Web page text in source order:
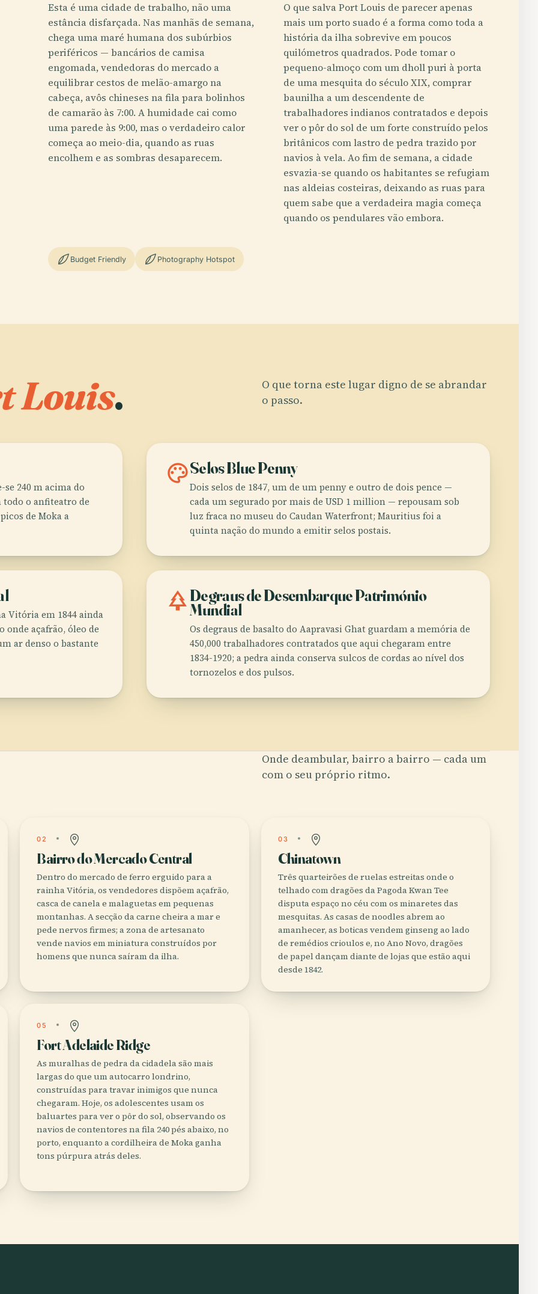
Esta é uma cidade de trabalho, não uma
estância disfarçada. Nas manhãs de semana,
chega uma maré humana dos subúrbios
periféricos — bancários de camisa
engomada, vendedoras do mercado a
equilibrar cestos de melão-amargo na
cabeça, avôs chineses na fila para bolinhos
de camarão às 7:00. A humidade cai como
uma parede às 9:00, mas o verdadeiro calor
começa ao meio-dia, quando as ruas
encolhem e as sombras desaparecem.
O que salva Port Louis de parecer apenas
mais um porto suado é a forma como toda a
história da ilha sobrevive em poucos
quilómetros quadrados. Pode tomar o
pequeno-almoço com um dholl puri à porta
de uma mesquita do século XIX, comprar
baunilha a um descendente de
trabalhadores indianos contratados e depois
ver o pôr do sol de um forte construído pelos
britânicos com lastro de pedra trazido por
navios à vela. Ao fim de semana, a cidade
esvazia-se quando os habitantes se refugiam
nas aldeias costeiras, deixando as ruas para
quem sabe que a verdadeira magia começa
quando os pendulares vão embora.
Budget Friendly Photography Hotspot
Louis.
O que torna este lugar digno de se abrandar
o passo.
240 m acima do
todo o anfiteatro de
de Moka a
paletteSelos Blue Penny
Dois selos de 1847, um de um penny e outro de dois pence —
cada um segurado por mais de USD 1 million — repousam sob
luz fraca no museu do Caudan Waterfront; Mauritius foi a
quinta nação do mundo a emitir selos postais.
Vitória em 1844 ainda
onde açafrão, óleo de
ar denso o bastante
parkDegraus de Desembarque Património
Mundial
Os degraus de basalto do Aapravasi Ghat guardam a memória de
450,000 trabalhadores contratados que aqui chegaram entre
1834-1920; a pedra ainda conserva sulcos de cordas ao nível dos
tornozelos e dos pulsos.
Onde deambular, bairro a bairro — cada um
com o seu próprio ritmo.
02
Bairro do Mercado Central
Dentro do mercado de ferro erguido para a
rainha Vitória, os vendedores dispõem açafrão,
casca de canela e malaguetas em pequenas
montanhas. A secção da carne cheira a mar e
pede nervos firmes; a zona de artesanato
vende navios em miniatura construídos por
homens que nunca saíram da ilha.
03
Chinatown
Três quarteirões de ruelas estreitas onde o
telhado com dragões da Pagoda Kwan Tee
disputa espaço no céu com os minaretes das
mesquitas. As casas de noodles abrem ao
amanhecer, as boticas vendem ginseng ao lado
de remédios crioulos e, no Ano Novo, dragões
de papel dançam diante de lojas que estão aqui
desde 1842.
05
Fort Adelaide Ridge
As muralhas de pedra da cidadela são mais
largas do que um autocarro londrino,
construídas para travar inimigos que nunca
chegaram. Hoje, os adolescentes usam os
baluartes para ver o pôr do sol, observando os
navios de contentores na fila 240 pés abaixo, no
porto, enquanto a cordilheira de Moka ganha
tons púrpura atrás deles.